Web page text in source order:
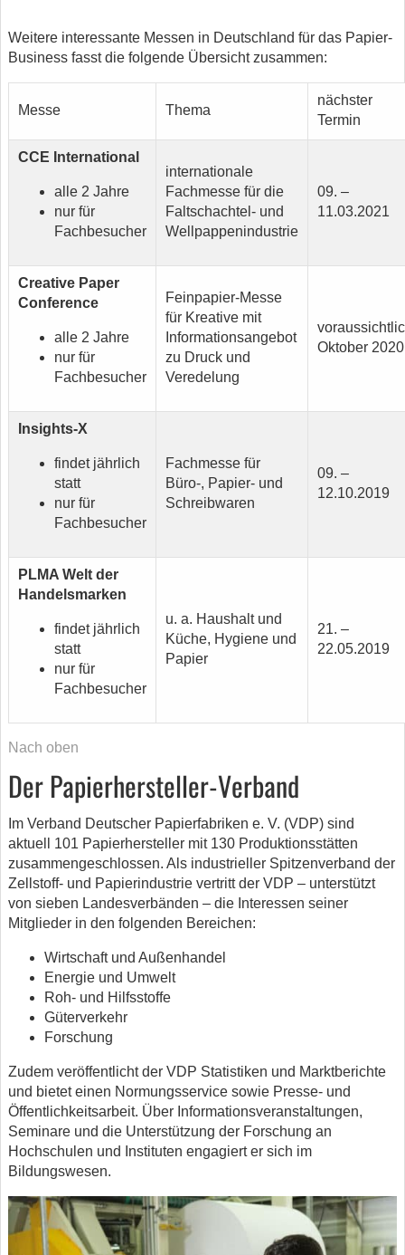
Weitere interessante Messen in Deutschland für das Papier-
Business fasst die folgende Übersicht zusammen:
Messe Thema
nächster
Termin
CCE International
alle 2 Jahre
nur für
Fachbesucher
internationale
Fachmesse für die
Faltschachtel- und
Wellpappenindustrie
09. –
11.03.2021
Creative Paper
Conference
alle 2 Jahre
nur für
Fachbesucher
Feinpapier-Messe
für Kreative mit
Informationsangebot
zu Druck und
Veredelung
Oktober 2020
Insights-X
findet jährlich
statt
nur für
Fachbesucher
Fachmesse für
Büro-, Papier- und
Schreibwaren
09. –
12.10.2019
PLMA Welt der
Handelsmarken
findet jährlich
statt
nur für
Fachbesucher
u. a. Haushalt und
Küche, Hygiene und
Papier
21. –
22.05.2019
Nach oben
Der Papierhersteller-Verband
Im Verband Deutscher Papierfabriken e. V. (VDP) sind
aktuell 101 Papierhersteller mit 130 Produktionsstätten
zusammengeschlossen. Als industrieller Spitzenverband der
Zellstoff- und Papierindustrie vertritt der VDP – unterstützt
von sieben Landesverbänden – die Interessen seiner
Mitglieder in den folgenden Bereichen:
Wirtschaft und Außenhandel
Energie und Umwelt
Roh- und Hilfsstoffe
Güterverkehr
Forschung
Zudem veröffentlicht der VDP Statistiken und Marktberichte
und bietet einen Normungsservice sowie Presse- und
Öffentlichkeitsarbeit. Über Informationsveranstaltungen,
Seminare und die Unterstützung der Forschung an
Hochschulen und Instituten engagiert er sich im
Bildungswesen.